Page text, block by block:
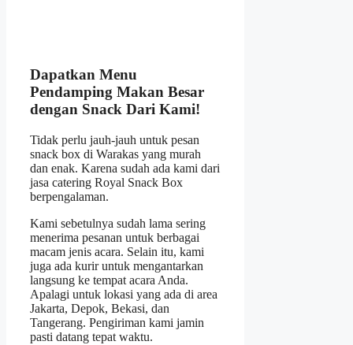
Dapatkan Menu
Pendamping Makan Besar
dengan Snack Dari Kami!
Tidak perlu jauh-jauh untuk pesan
snack box di Warakas yang murah
dan enak. Karena sudah ada kami dari
jasa catering Royal Snack Box
berpengalaman.
Kami sebetulnya sudah lama sering
menerima pesanan untuk berbagai
macam jenis acara. Selain itu, kami
juga ada kurir untuk mengantarkan
langsung ke tempat acara Anda.
Apalagi untuk lokasi yang ada di area
Jakarta, Depok, Bekasi, dan
Tangerang. Pengiriman kami jamin
pasti datang tepat waktu.